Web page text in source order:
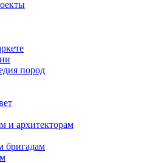
пород
и архитекторам
бригадам